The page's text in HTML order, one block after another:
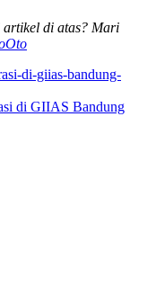
artikel di atas? Mari
di GIIAS Bandung